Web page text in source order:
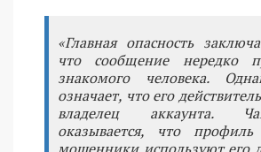
«Главная опасность
что сообщение нередко
знакомого человека.
означает, что его
владелец аккаунта.
оказывается, что